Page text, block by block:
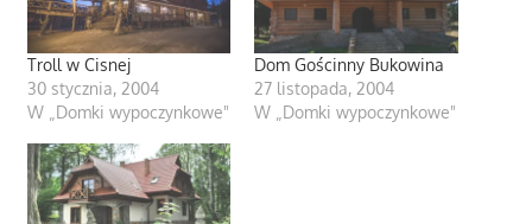
Troll w Cisnej
30 stycznia, 2004
W „Domki wypoczynkowe"
Dom Gościnny Bukowina
27 listopada, 2004
W „Domki wypoczynkowe"